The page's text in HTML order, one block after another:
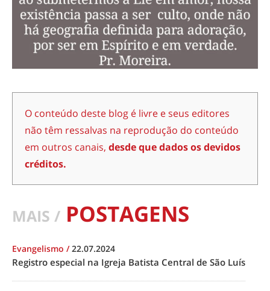
O conteúdo deste blog é livre e seus editores
não têm ressalvas na reprodução do conteúdo
em outros canais, desde que dados os devidos
créditos.
MAIS / POSTAGENS
Evangelismo /22.07.2024
Registro especial na Igreja Batista Central de São Luís